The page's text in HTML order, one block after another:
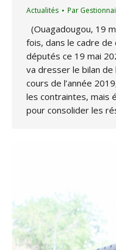
Actualités Par
(Ouagadougou, 19
fois, dans le cadre
députés ce 19 mai
va dresser le bilan de
cours de l’année
les contraintes, mais
pour consolider les